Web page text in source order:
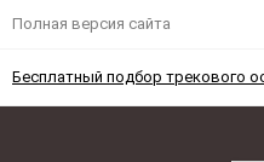
Полная версия сайта
Бесплатный подбор трекового